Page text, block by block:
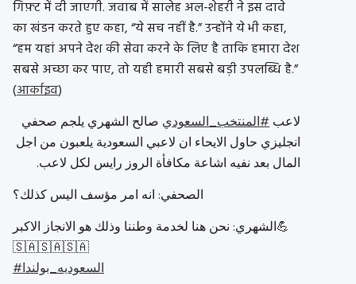
गिफ़्ट में दी जाएगी. जवाब में सालेह अल-शेहरी ने इस दावे
का खंडन करते हुए कहा, “ये सच नहीं है.” उन्होंने ये भी कहा,
“हम यहां अपने देश की सेवा करने के लिए है ताकि हमारा देश
सबसे अच्छा कर पाए, तो यही हमारी सबसे बड़ी उपलब्धि है.”
(आर्काइव)
لاعب#المنتخب_السعودي صالح الشهري يلجم صحفي
انجليزي حاول الايحاء ان لاعبي السعودية يلعبون من اجل
المال بعد نفيه اشاعة مكافأة الروز رايس لكل لاعب.
الصحفي: انه امر مؤسف اليس كذلك؟
الشهري: نحن هنا لخدمة وطننا وذلك هو الانجاز الاكبر💪
🇸🇦🇸🇦🇸🇦
#السعوديه_بولندا